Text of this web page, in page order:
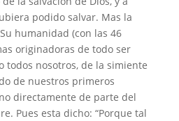
podido salvar. Mas la
humanidad (con las 46
originadoras de todo ser
todos nosotros, de la simiente
de nuestros primeros
directamente de parte del
Pues esta dicho: “Porque tal